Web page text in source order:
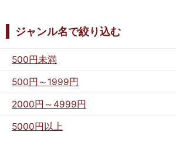
ジャンル名で絞り込む
500円未満
500円～1999円
2000円～4999円
5000円以上